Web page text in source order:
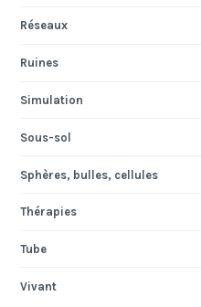
Réseaux
Ruines
Simulation
Sous-sol
Sphères, bulles, cellules
Thérapies
Tube
Vivant